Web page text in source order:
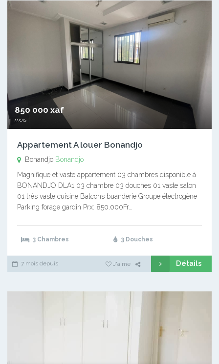
850 000 xaf
mois
Appartement A louer Bonandjo
Bonandjo Bonandjo
Magnifique et vaste appartement 03 chambres disponible à
BONANDJO DLA1 03 chambre 03 douches 01 vaste salon
01 très vaste cuisine Balcons buanderie Groupe électrogène
Parking forage gardin Prx: 850.000Fr…
3 Chambres 3 Douches
7 mois depuis J'aime Détails